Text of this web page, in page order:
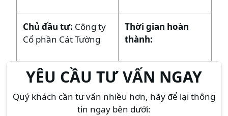
Chủ đầu tư: Công ty
Cổ phần Cát Tường
Thời gian hoàn
thành:
YÊU CẦU TƯ VẤN NGAY
Quý khách cần tư vấn nhiều hơn, hãy để lại thông
tin ngay bên dưới: